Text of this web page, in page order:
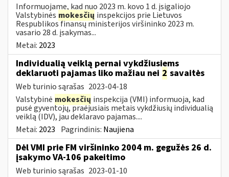
Informuojame, kad nuo 2023 m. kovo 1 d. įsigaliojo
Valstybinės mokesčių inspekcijos prie Lietuvos
Respublikos finansų ministerijos viršininko 2023 m.
vasario 28 d. įsakymas...
Metai: 2023
Individualią veiklą pernai vykdžiusiems
deklaruoti pajamas liko mažiau nei 2 savaitės
Web turinio sąrašas 2023-04-18
Valstybinė mokesčių inspekcija (VMI) informuoja, kad
pusė gyventojų, praėjusiais metais vykdžiusių individualią
veiklą (IDV), jau deklaravo pajamas....
Metai: 2023 Pagrindinis: Naujiena
Dėl VMI prie FM viršininko 2004 m. gegužės 26 d.
įsakymo VA-106 pakeitimo
Web turinio sąrašas 2023-01-10